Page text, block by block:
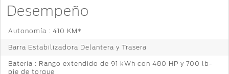
Desempeño
Autonomía : 410 KM*
Barra Estabilizadora Delantera y Trasera
Batería : Rango extendido de 91 kWh con 480 HP y 700 lb-
pie de torque